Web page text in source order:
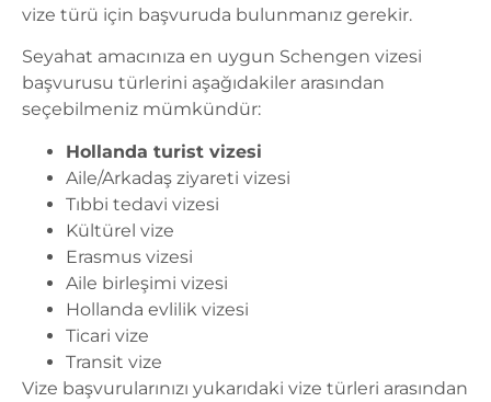
vize türü için başvuruda bulunmanız gerekir.
Seyahat amacınıza en uygun Schengen vizesi
başvurusu türlerini aşağıdakiler arasından
seçebilmeniz mümkündür:
Hollanda turist vizesi
Aile/Arkadaş ziyareti vizesi
Tıbbi tedavi vizesi
Kültürel vize
Erasmus vizesi
Aile birleşimi vizesi
Hollanda evlilik vizesi
Ticari vize
Transit vize
Vize başvurularınızı yukarıdaki vize türleri arasından